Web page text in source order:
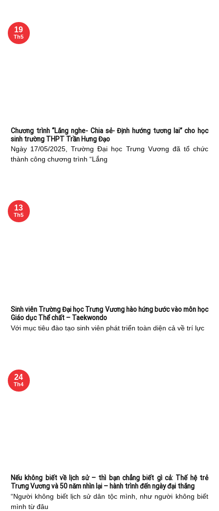
Chương trình “Lắng nghe- Chia sẻ- Định hướng tương lai” cho học
sinh trường THPT Trần Hưng Đạo
Ngày 17/05/2025, Trường Đại học Trưng Vương đã tổ chức
thành công chương trình “Lắng
19
Th5
Sinh viên Trường Đại học Trưng Vương hào hứng bước vào môn học
Giáo dục Thể chất – Taekwondo
Với mục tiêu đào tạo sinh viên phát triển toàn diện cả về trí lực
13
Th5
Nếu không biết về lịch sử – thì bạn chẳng biết gì cả: Thế hệ trẻ
Trưng Vương và 50 năm nhìn lại – hành trình đến ngày đại thắng
“Người không biết lịch sử dân tộc mình, như người không biết
mình từ đâu
24
Th4